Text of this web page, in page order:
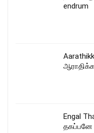
endrum
Engal
தகப்பனே